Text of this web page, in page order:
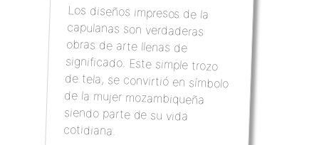
Los diseños impresos de la
capulanas son verdaderas
obras de arte llenas de
significado. Este simple trozo
de tela, se convirtió en símbolo
de la mujer mozambiqueña
siendo parte de su vida
cotidiana.